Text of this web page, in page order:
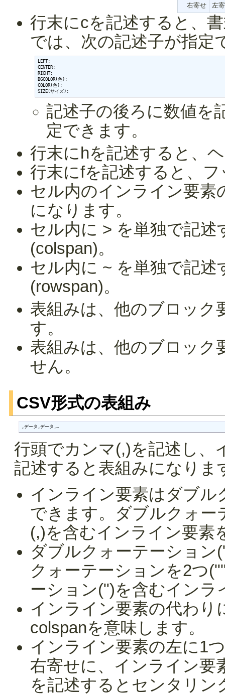
右寄せ
左
行末にcを記述すると、
では、次の記述子が指定
LEFT:
CENTER:
RIGHT:
BGCOLOR(色):
COLOR(色):
SIZE(サイズ):
記述子の後ろに数値を
定できます。
行末にhを記述すると、
行末にfを記述すると、
セル内のインライン要素
になります。
セル内に > を単独で記
(colspan)。
セル内に ~ を単独で記
(rowspan)。
表組みは、他のブロック
す。
表組みは、他のブロック
せん。
CSV形式の表組み
,データ,データ,…
行頭でカンマ(,)を記述し、
記述すると表組みになりま
インライン要素はダブ
できます。ダブルクォ
(,)を含むインライン要素
ダブルクォーテーショ
クォーテーションを2つ
ーション(")を含むイン
インライン要素の代わり
colspanを意味します。
インライン要素の左に1
右寄せに、インライン要
を記述するとセンタリン